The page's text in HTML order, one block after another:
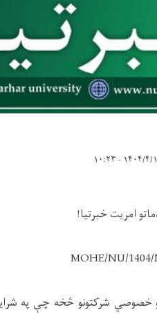
امريت خبرتيا!
MOHE/NU/
خصوصي شرکتونو څخه چې په